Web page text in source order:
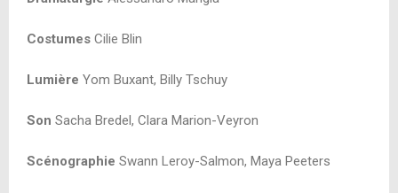
Costumes Cilie Blin
Lumière Yom Buxant, Billy Tschuy
Son Sacha Bredel, Clara Marion-Veyron
Scénographie Swann Leroy-Salmon, Maya Peeters